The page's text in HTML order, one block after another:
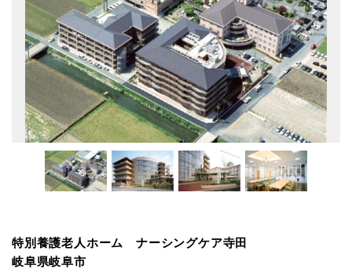
特別養護老人ホーム ナーシングケア寺田
岐阜県岐阜市